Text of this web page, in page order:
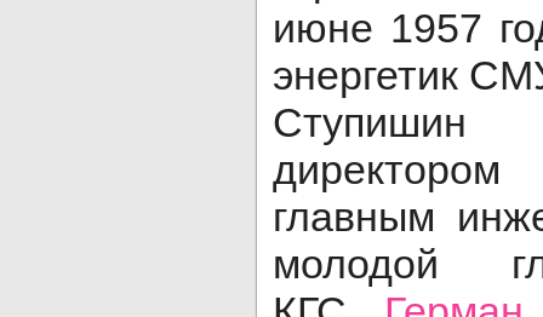
июне 1957
энергетик
главным
молодой